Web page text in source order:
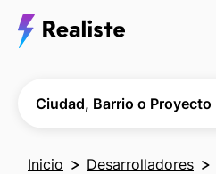
Ciudad, Barrio o Proyecto
Inicio Desarrolladores